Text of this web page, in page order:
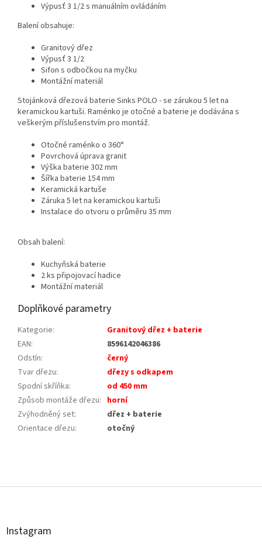
Výpusť 3 1/2 s manuálním ovládáním
Balení obsahuje:
Granitový dřez
Výpusť 3 1/2
Sifon s odbočkou na myčku
Montážní materiál
Stojánková dřezová baterie Sinks POLO - se zárukou 5 let na
keramickou kartuši. Raménko je otočné a baterie je dodávána s
veškerým příslušenstvím pro montáž.
Otočné raménko o 360°
Povrchová úprava granit
Výška baterie 302 mm
Šířka baterie 154 mm
Keramická kartuše
Záruka 5 let na keramickou kartuši
Instalace do otvoru o průměru 35 mm
Obsah balení:
Kuchyňská baterie
2 ks připojovací hadice
Montážní materiál
Doplňkové parametry
Kategorie:
Granitový dřez + baterie
EAN:
8596142046386
Odstín:
černý
Tvar dřezu:
dřezy s odkapem
Spodní skříňka:
od 450 mm
Způsob montáže dřezu: horní
Zvýhodněný set:
dřez + baterie
Orientace dřezu: otočný
á
Instagram